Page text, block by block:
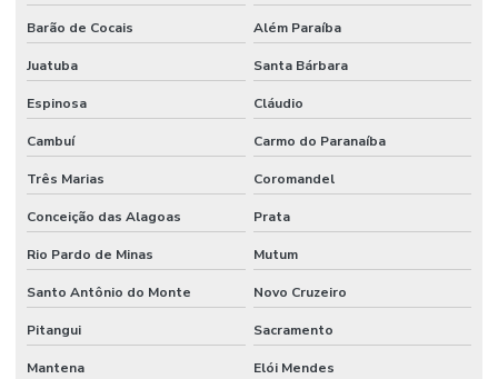
Barão de Cocais Além Paraíba
Juatuba Santa Bárbara
Espinosa Cláudio
Cambuí Carmo do Paranaíba
Três Marias Coromandel
Conceição das Alagoas Prata
Rio Pardo de Minas Mutum
Santo Antônio do Monte Novo Cruzeiro
Pitangui Sacramento
Mantena Elói Mendes